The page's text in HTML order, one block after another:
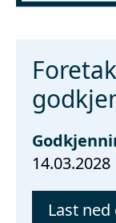
14.03.2028
Last